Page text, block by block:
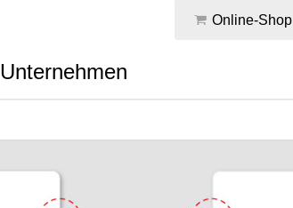
Online-Shop
Unternehmen